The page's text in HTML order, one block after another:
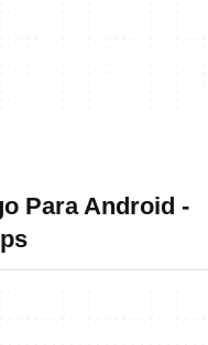
Para Android -